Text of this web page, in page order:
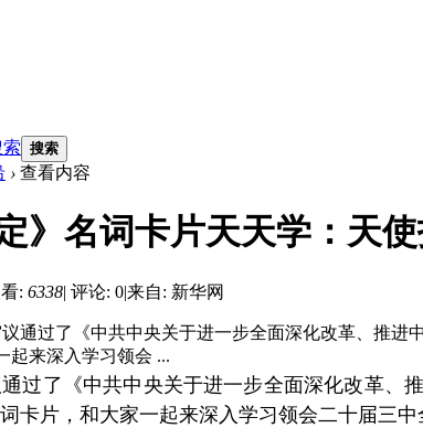
搜索
› 查看内容
》名词卡片天天学：天
: 6338| 评论: 0|来自: 新华网
通过了《中共中央关于进一步全面深化改革、推
起来深入学习领会 ...
过了《中共中央关于进一步全面深化改革
卡片，和大家一起来深入学习领会二十届三中